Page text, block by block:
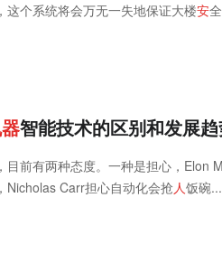
这个系统将会万无一失地保证大楼安
器智能技术的区别和发展
目前有两种态度。一种是担心，Elon
Nicholas Carr担心自动化会抢人饭碗...